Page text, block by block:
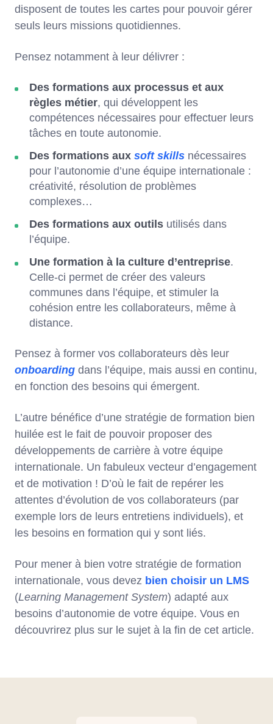
disposent de toutes les cartes pour pouvoir gérer
seuls leurs missions quotidiennes.
Pensez notamment à leur délivrer :
Des formations aux processus et aux
règles métier, qui développent les
compétences nécessaires pour effectuer leurs
tâches en toute autonomie.
Des formations aux soft skills nécessaires
pour l’autonomie d’une équipe internationale :
créativité, résolution de problèmes
complexes…
Des formations aux outils utilisés dans
l’équipe.
Une formation à la culture d’entreprise.
Celle-ci permet de créer des valeurs
communes dans l’équipe, et stimuler la
cohésion entre les collaborateurs, même à
distance.
Pensez à former vos collaborateurs dès leur
onboarding dans l’équipe, mais aussi en continu,
en fonction des besoins qui émergent.
L’autre bénéfice d’une stratégie de formation bien
huilée est le fait de pouvoir proposer des
développements de carrière à votre équipe
internationale. Un fabuleux vecteur d’engagement
et de motivation ! D’où le fait de repérer les
attentes d’évolution de vos collaborateurs (par
exemple lors de leurs entretiens individuels), et
les besoins en formation qui y sont liés.
Pour mener à bien votre stratégie de formation
internationale, vous devez bien choisir un LMS
(Learning Management System) adapté aux
besoins d’autonomie de votre équipe. Vous en
découvrirez plus sur le sujet à la fin de cet article.